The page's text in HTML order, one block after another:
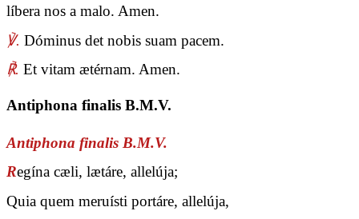
líbera nos a malo. Amen.
℣. Dóminus det nobis suam pacem.
℟. Et vitam ætérnam. Amen.
Antiphona finalis B.M.V.
Antiphona finalis B.M.V.
Regína cæli, lætáre, allelúja;
Quia quem meruísti portáre, allelúja,